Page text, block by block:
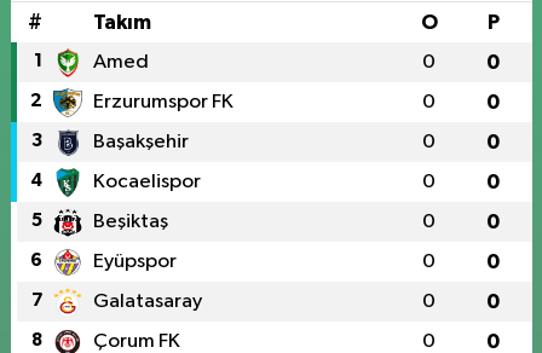
# Takım O P
1 Amed 0 0
2 Erzurumspor FK 0 0
3 Başakşehir 0 0
4 Kocaelispor 0 0
5 Beşiktaş 0 0
6 Eyüpspor 0 0
7 Galatasaray 0 0
8 Çorum FK 0 0